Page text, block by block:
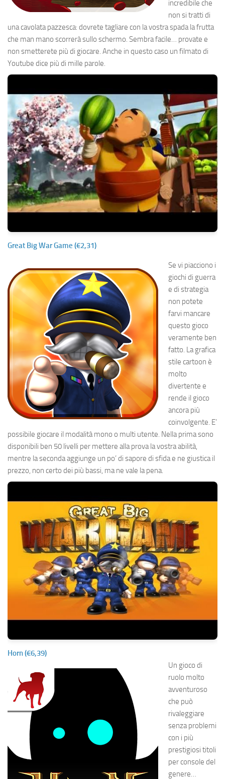
incredibile che
non si tratti di
una cavolata pazzesca: dovrete tagliare con la vostra spada la frutta
che man mano scorrerà sullo schermo. Sembra facile… provate e
non smetterete più di giocare. Anche in questo caso un filmato di
Youtube dice più di mille parole.
Great Big War Game (€2,31)
Se vi piacciono i
giochi di guerra
e di strategia
non potete
farvi mancare
questo gioco
veramente ben
fatto. La grafica
stile cartoon è
molto
divertente e
rende il gioco
ancora più
coinvolgente. E’
possibile giocare il modalità mono o multi utente. Nella prima sono
disponibili ben 50 livelli per mettere alla prova la vostra abilità,
mentre la seconda aggiunge un po’ di sapore di sfida e ne giustica il
prezzo, non certo dei più bassi, ma ne vale la pena.
Horn (€6,39)
Un gioco di
ruolo molto
avventuroso
che può
rivaleggiare
senza problemi
con i più
prestigiosi titoli
per console del
genere…